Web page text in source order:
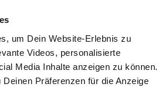
um Dein Website-Erlebnis zu
Videos, personalisierte
Media Inhalte anzeigen zu können.
Präferenzen für die Anzeige